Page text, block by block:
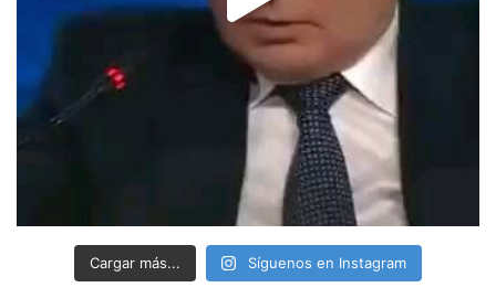
Cargar más... Síguenos en Instagram